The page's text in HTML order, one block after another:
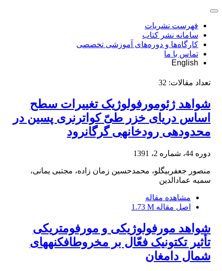
فهرست نشریات
سامانه نشر کتاب
کارگاه‌ها و دوره‌های آموزشی تخصصی
تماس با ما
English
تعداد مقالات: 32
شواهد ژئومورفولوژیک تغییرات سطح
اساس دریای خزر طیّ کواترنری پسین در
محدوده‎ی رودخانه‎ی گرگان‎رود
دوره 44، شماره 2، 1391
منصور جعفربیگلو، محمدحسین زمان زاده، مجتبی یمانی،
سمیه عمادالدین
مشاهده مقاله
اصل مقاله 1.73 M
شواهد مورفولوژیکی و مورفومتریکی
تأثیر تکتونیک فعّال بر مخروط‎افکنه‎های
شمال دامغان